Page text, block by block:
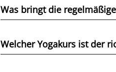
Was bringt die
Welcher Yogakurs ist der